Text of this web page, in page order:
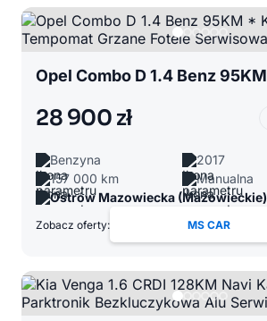
28 900 zł
Benzyna
2017
157 000 km
Manualna
Ostrów Mazowiecka (Mazowieckie)
Zobacz oferty: MS CAR